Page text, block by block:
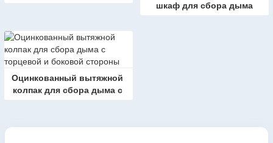
шкаф для сбора дыма
Оцинкованный вытяжной
колпак для сбора дыма с